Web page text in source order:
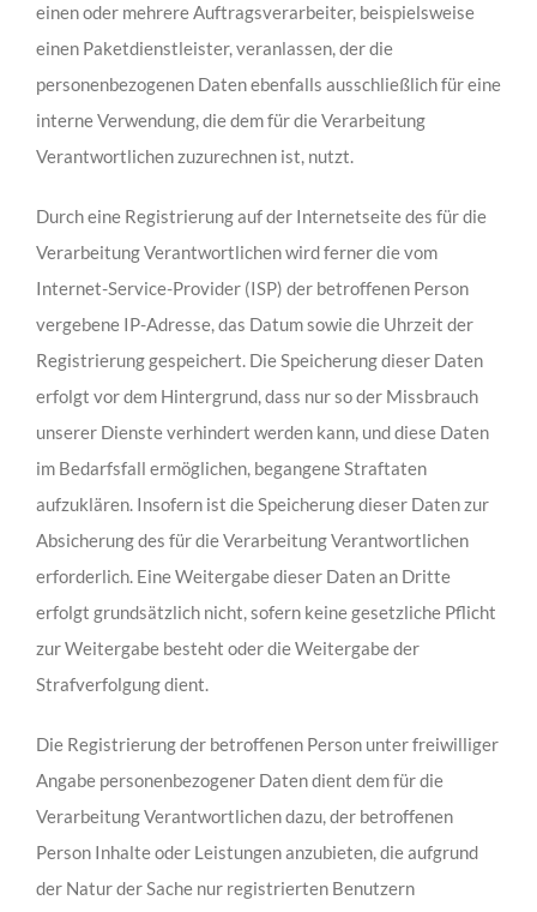
einen oder mehrere Auftragsverarbeiter, beispielsweise
einen Paketdienstleister, veranlassen, der die
personenbezogenen Daten ebenfalls ausschließlich für eine
interne Verwendung, die dem für die Verarbeitung
Verantwortlichen zuzurechnen ist, nutzt.
Durch eine Registrierung auf der Internetseite des für die
Verarbeitung Verantwortlichen wird ferner die vom
Internet-Service-Provider (ISP) der betroffenen Person
vergebene IP-Adresse, das Datum sowie die Uhrzeit der
Registrierung gespeichert. Die Speicherung dieser Daten
erfolgt vor dem Hintergrund, dass nur so der Missbrauch
unserer Dienste verhindert werden kann, und diese Daten
im Bedarfsfall ermöglichen, begangene Straftaten
aufzuklären. Insofern ist die Speicherung dieser Daten zur
Absicherung des für die Verarbeitung Verantwortlichen
erforderlich. Eine Weitergabe dieser Daten an Dritte
erfolgt grundsätzlich nicht, sofern keine gesetzliche Pflicht
zur Weitergabe besteht oder die Weitergabe der
Strafverfolgung dient.
Die Registrierung der betroffenen Person unter freiwilliger
Angabe personenbezogener Daten dient dem für die
Verarbeitung Verantwortlichen dazu, der betroffenen
Person Inhalte oder Leistungen anzubieten, die aufgrund
der Natur der Sache nur registrierten Benutzern